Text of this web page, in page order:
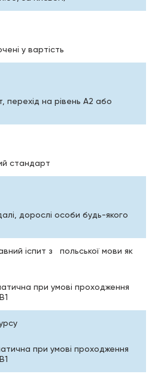
у вартість
перехід на рівень A2 або
стандарт
дорослі особи будь-якого
іспит з польської мови як
при умові проходження
при умові проходження